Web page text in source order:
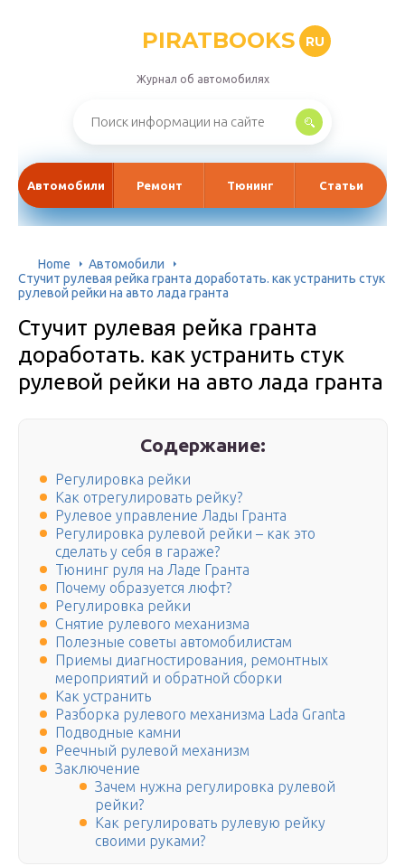
PIRATBOOKS RU
Журнал об автомобилях
Автомобили Ремонт Тюнинг Статьи
Home
Автомобили
Стучит рулевая рейка гранта доработать. как устранить стук
рулевой рейки на авто лада гранта
Стучит рулевая рейка гранта
доработать. как устранить стук
рулевой рейки на авто лада гранта
Содержание:
Регулировка рейки
Как отрегулировать рейку?
Рулевое управление Лады Гранта
Регулировка рулевой рейки – как это
сделать у себя в гараже?
Тюнинг руля на Ладе Гранта
Почему образуется люфт?
Регулировка рейки
Снятие рулевого механизма
Полезные советы автомобилистам
Приемы диагностирования, ремонтных
мероприятий и обратной сборки
Как устранить
Разборка рулевого механизма Lada Granta
Подводные камни
Реечный рулевой механизм
Заключение
Зачем нужна регулировка рулевой
рейки?
Как регулировать рулевую рейку
своими руками?